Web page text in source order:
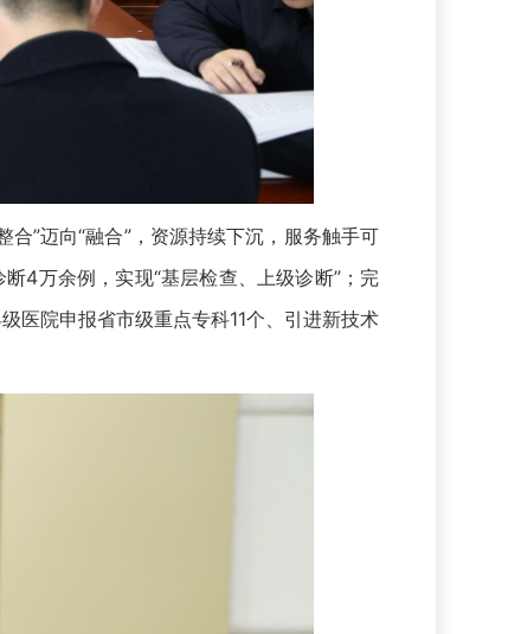
”迈向“融合”，资源持续下沉，服务触手可
4万余例，实现“基层检查、上级诊断”；完
医院申报省市级重点专科11个、引进新技术